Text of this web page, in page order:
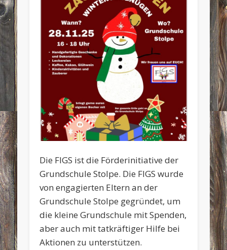
Die FIGS ist die Förderinitiative der
Grundschule Stolpe. Die FIGS wurde
von engagierten Eltern an der
Grundschule Stolpe gegründet, um
die kleine Grundschule mit Spenden,
aber auch mit tatkräftiger Hilfe bei
Aktionen zu unterstützen.